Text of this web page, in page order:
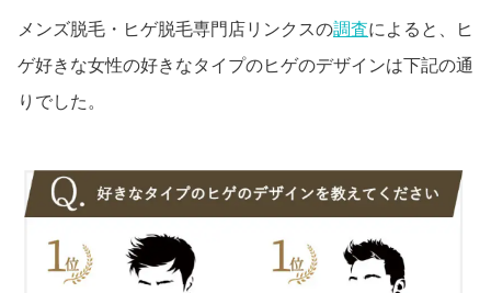
メンズ脱毛・ヒゲ脱毛専門店リンクスの調査によると、ヒ
ゲ好きな女性の好きなタイプのヒゲのデザインは下記の通
りでした。